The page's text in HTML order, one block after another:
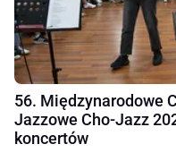
56. Międzynarodowe
Jazzowe Cho-Jazz
koncertów